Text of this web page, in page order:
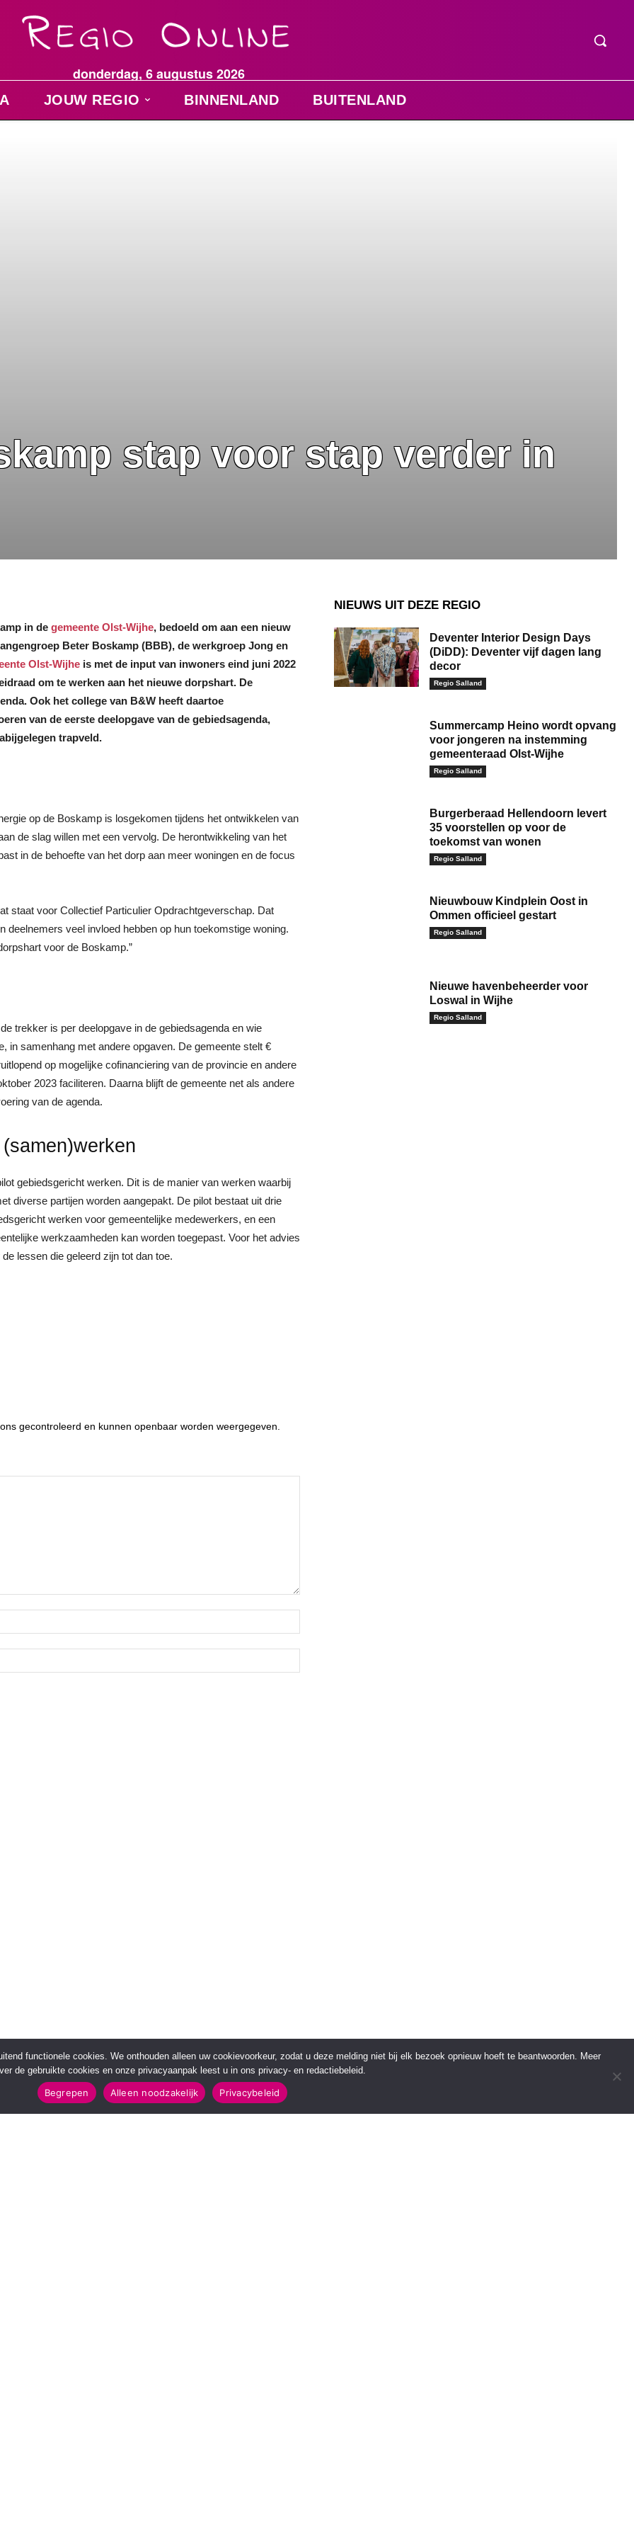
donderdag, 6 augustus 2026
JOUW REGIO BINNENLAND BUITENLAND
stap voor stap verder in
in de gemeente Olst-Wijhe, bedoeld om aan een nieuw
Beter Boskamp (BBB), de werkgroep Jong en
Olst-Wijhe is met de input van inwoners eind juni 2022
om te werken aan het nieuwe dorpshart. De
Ook het college van B&W heeft daartoe
van de eerste deelopgave van de gebiedsagenda,
trapveld.
op de Boskamp is losgekomen tijdens het ontwikkelen van
de slag willen met een vervolg. De herontwikkeling van het
in de behoefte van het dorp aan meer woningen en de focus
staat voor Collectief Particulier Opdrachtgeverschap. Dat
veel invloed hebben op hun toekomstige woning.
voor de Boskamp.”
trekker is per deelopgave in de gebiedsagenda en wie
in samenhang met andere opgaven. De gemeente stelt €
op mogelijke cofinanciering van de provincie en andere
2023 faciliteren. Daarna blijft de gemeente net als andere
van de agenda.
gebiedsgericht werken. Dit is de manier van werken waarbij
diverse partijen worden aangepakt. De pilot bestaat uit drie
werken voor gemeentelijke medewerkers, en een
werkzaamheden kan worden toegepast. Voor het advies
lessen die geleerd zijn tot dan toe.
gecontroleerd en kunnen openbaar worden weergegeven.
NIEUWS UIT DEZE REGIO
Deventer Interior Design Days
(DiDD): Deventer vijf dagen lang
decor
Regio Salland
Summercamp Heino wordt opvang
voor jongeren na instemming
gemeenteraad Olst-Wijhe
Regio Salland
Burgerberaad Hellendoorn levert
35 voorstellen op voor de
toekomst van wonen
Regio Salland
Nieuwbouw Kindplein Oost in
Ommen officieel gestart
Regio Salland
Nieuwe havenbeheerder voor
Loswal in Wijhe
Regio Salland
functionele cookies. We onthouden alleen uw cookievoorkeur, zodat u deze melding niet bij elk bezoek opnieuw hoeft te beantwoorden. Meer
de gebruikte cookies en onze privacyaanpak leest u in ons privacy- en redactiebeleid.
Begrepen Alleen noodzakelijk Privacybeleid